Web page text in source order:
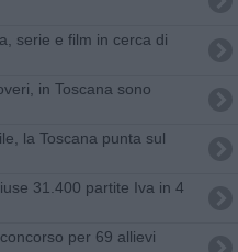
serie e film in cerca di
in Toscana sono
la Toscana punta sul
31.400 partite Iva in 4
per 69 allievi